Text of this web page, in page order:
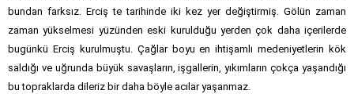
bundan farksız. Erciş te tarihinde iki kez yer değiştirmiş. Gölün zaman
zaman yükselmesi yüzünden eski kurulduğu yerden çok daha içerilerde
bugünkü Erciş kurulmuştu. Çağlar boyu en ihtişamlı medeniyetlerin kök
saldığı ve uğrunda büyük savaşların, işgallerin, yıkımların çokça yaşandığı
bu topraklarda dileriz bir daha böyle acılar yaşanmaz.